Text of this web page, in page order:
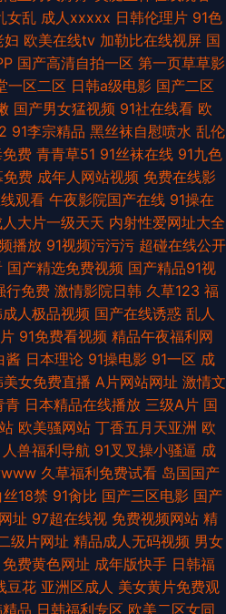
女乱 成人xxxxx 日韩伦理片 91色
妇 欧美在线tv 加勒比在线视屏 国
国产高清自拍一区 第一页草草影
一区二区 日韩a级电影 国产二区
国产男女猛视频 91社在线看 欧
91李宗精品 黑丝袜自慰喷水 乱伦
费 青青草51 91丝袜在线 91九色
免费 成年人网站视频 免费在线影
观看 午夜影院国产在线 91操在
人大片一级天天 内射性爱网址大全
播放 91视频污污污 超碰在线公开
国产精选免费视频 国产精品91视
行免费 激情影院日韩 久草123 福
成人极品视频 国产在线诱惑 乱人
91免费看视频 精品午夜福利网
酱 日本理论 91操电影 91一区 成
美女免费直播 A片网站网址 激情文
青 日本精品在线播放 三级A片 国
欧美骚网站 丁香五月天亚洲 欧
人兽福利导航 91叉叉操小骚逼 成
久草福利免费试看 岛国国产
18禁 91肏比 国产三区电影 国产
址 97超在线视 免费视频网站 精
级片网址 精品成人无码视频 男女
免费黄色网址 成年版快手 日韩福
豆花 亚洲区成人 美女黄片免费观
品 日韩福利专区 欧美二区女同